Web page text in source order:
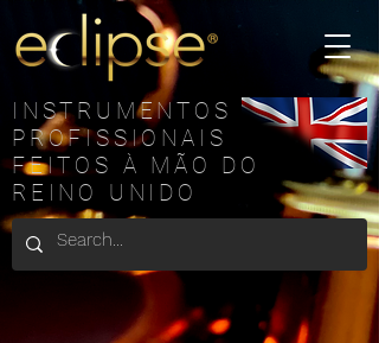
INSTRUMENTOS
PROFISSIONAIS
FEITOS À MÃO DO
REINO UNIDO